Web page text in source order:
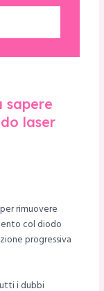
sapere
laser
rimuovere
col diodo
progressiva
i dubbi